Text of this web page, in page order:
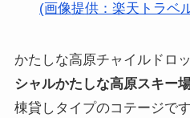
(画像提供：楽天トラベ
かたしな高原チャイルドロッ
シャルかたしな高原スキー
棟貸しタイプのコテージです